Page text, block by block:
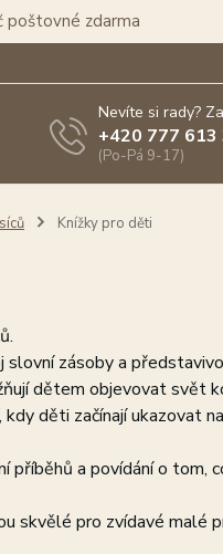
poštovné zdarma
Nevíte si rady?
+420 777 613
(Po-Pá 9-17)
Knížky pro děti
zásoby a
dětem objevovat svět
děti začínají ukazovat
a povídání o tom,
skvělé pro zvídavé malé